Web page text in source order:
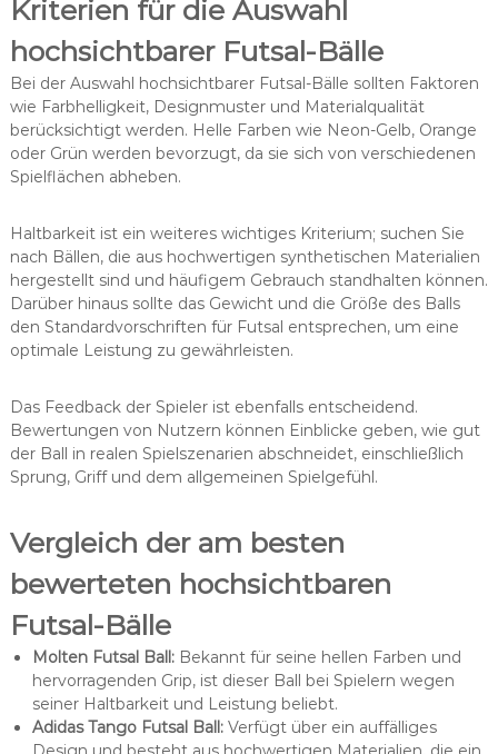
Kriterien für die Auswahl
hochsichtbarer Futsal-Bälle
Bei der Auswahl hochsichtbarer Futsal-Bälle sollten Faktoren
wie Farbhelligkeit, Designmuster und Materialqualität
berücksichtigt werden. Helle Farben wie Neon-Gelb, Orange
oder Grün werden bevorzugt, da sie sich von verschiedenen
Spielflächen abheben.
Haltbarkeit ist ein weiteres wichtiges Kriterium; suchen Sie
nach Bällen, die aus hochwertigen synthetischen Materialien
hergestellt sind und häufigem Gebrauch standhalten können.
Darüber hinaus sollte das Gewicht und die Größe des Balls
den Standardvorschriften für Futsal entsprechen, um eine
optimale Leistung zu gewährleisten.
Das Feedback der Spieler ist ebenfalls entscheidend.
Bewertungen von Nutzern können Einblicke geben, wie gut
der Ball in realen Spielszenarien abschneidet, einschließlich
Sprung, Griff und dem allgemeinen Spielgefühl.
Vergleich der am besten
bewerteten hochsichtbaren
Futsal-Bälle
Molten Futsal Ball:Bekannt für seine hellen Farben und
hervorragenden Grip, ist dieser Ball bei Spielern wegen
seiner Haltbarkeit und Leistung beliebt.
Adidas Tango Futsal Ball:Verfügt über ein auffälliges